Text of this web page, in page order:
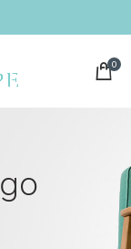
0